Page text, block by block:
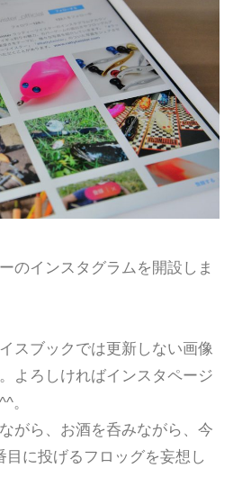
のインスタグラムを開設しま
スブックでは更新しない画像
よろしければインスタページ
。
がら、お酒を呑みながら、今
目に投げるフロッグを妄想し